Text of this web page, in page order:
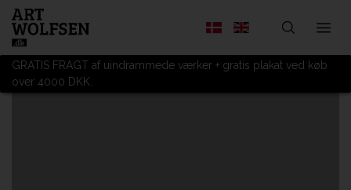
GRATIS FRAGT af uindrammede værker + gratis plakat ved køb
over 4000 DKK.